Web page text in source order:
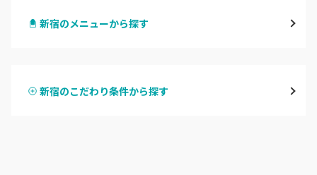
原宿
新宿のメニューから探す
ハンドスカルプ
新宿のこだわり条件から探す